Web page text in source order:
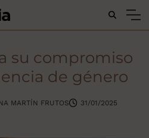
Buscar...
su compromiso
de género
MARTÍN FRUTOS 31/01/2025